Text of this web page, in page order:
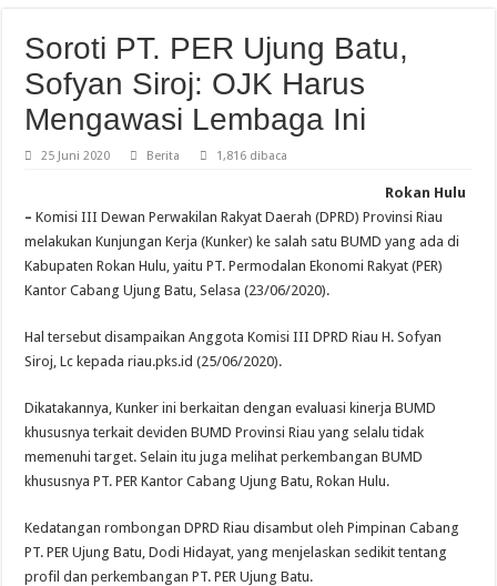
Soroti PT. PER Ujung Batu,
Sofyan Siroj: OJK Harus
Mengawasi Lembaga Ini
25 Juni 2020 Berita 1,816 dibaca
Rokan Hulu
–Komisi III Dewan Perwakilan Rakyat Daerah (DPRD) Provinsi Riau
melakukan Kunjungan Kerja (Kunker) ke salah satu BUMD yang ada di
Kabupaten Rokan Hulu, yaitu PT. Permodalan Ekonomi Rakyat (PER)
Kantor Cabang Ujung Batu, Selasa (23/06/2020).
Hal tersebut disampaikan Anggota Komisi III DPRD Riau H. Sofyan
Siroj, Lc kepada riau.pks.id (25/06/2020).
Dikatakannya, Kunker ini berkaitan dengan evaluasi kinerja BUMD
khususnya terkait deviden BUMD Provinsi Riau yang selalu tidak
memenuhi target. Selain itu juga melihat perkembangan BUMD
khususnya PT. PER Kantor Cabang Ujung Batu, Rokan Hulu.
Kedatangan rombongan DPRD Riau disambut oleh Pimpinan Cabang
PT. PER Ujung Batu, Dodi Hidayat, yang menjelaskan sedikit tentang
profil dan perkembangan PT. PER Ujung Batu.